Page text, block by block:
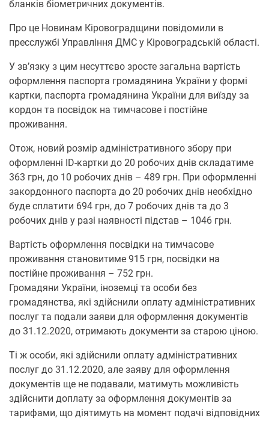
бланків біометричних документів.
Про це Новинам Кіровоградщини повідомили в
пресслужбі Управління ДМС у Кіровоградській області.
У зв’язку з цим несуттєво зросте загальна вартість
оформлення паспорта громадянина України у формі
картки, паспорта громадянина України для виїзду за
кордон та посвідок на тимчасове і постійне
проживання.
Отож, новий розмір адміністративного збору при
оформленні ID-картки до 20 робочих днів складатиме
363 грн, до 10 робочих днів – 489 грн. При оформленні
закордонного паспорта до 20 робочих днів необхідно
буде сплатити 694 грн, до 7 робочих днів та до 3
робочих днів у разі наявності підстав – 1046 грн.
Вартість оформлення посвідки на тимчасове
проживання становитиме 915 грн, посвідки на
постійне проживання – 752 грн.
Громадяни України, іноземці та особи без
громадянства, які здійснили оплату адміністративних
послуг та подали заяви для оформлення документів
до 31.12.2020, отримають документи за старою ціною.
Ті ж особи, які здійснили оплату адміністративних
послуг до 31.12.2020, але заяву для оформлення
документів ще не подавали, матимуть можливість
здійснити доплату за оформлення документів за
тарифами, що діятимуть на момент подачі відповідних